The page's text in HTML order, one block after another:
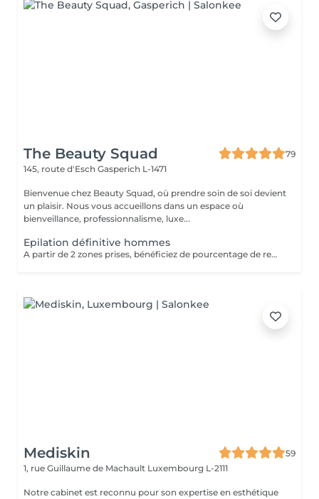
The Beauty Squad
79
145, route d'Esch Gasperich L-1471
Bienvenue chez Beauty Squad, où prendre soin de soi devient
un plaisir. Nous vous accueillons dans un espace où
bienveillance, professionnalisme, luxe...
Epilation définitive hommes
A partir de 2 zones prises, bénéficiez de pourcentage de remises. Plus d'informations durant votre rendez-vous d'information
Mediskin
59
1, rue Guillaume de Machault Luxembourg L-2111
Notre cabinet est reconnu pour son expertise en esthétique